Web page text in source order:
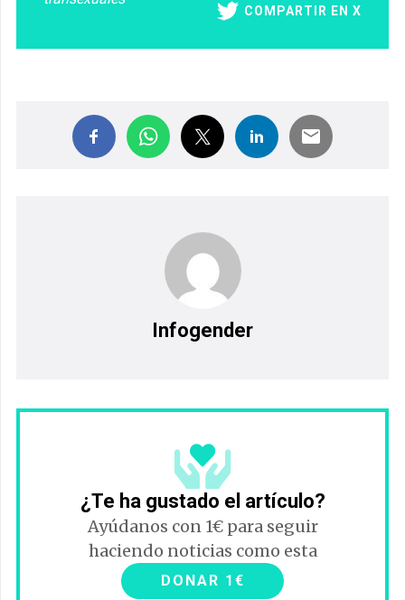
COMPARTIR EN X
Infogender
¿Te ha gustado el artículo?
Ayúdanos con 1€ para seguir
haciendo noticias como esta
DONAR 1€